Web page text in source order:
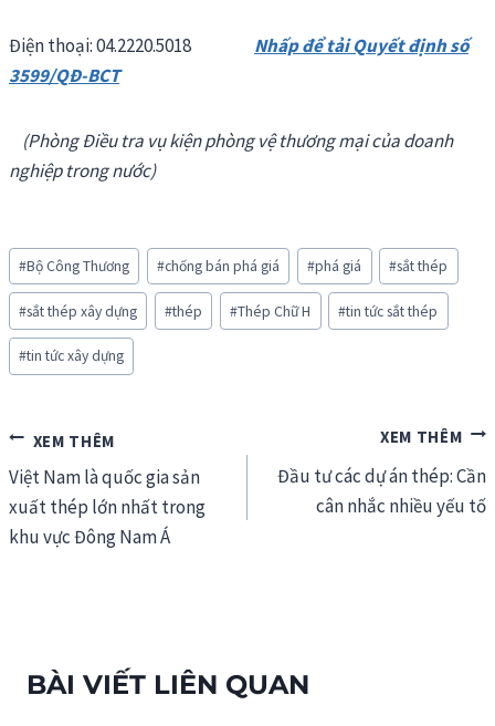
Điện thoại: 04.2220.5018 Nhấp để tải Quyết định số
3599/QĐ-BCT
(Phòng Điều tra vụ kiện phòng vệ thương mại của doanh
nghiệp trong nước)
Post
Tags:
#Bộ Công Thương #chống bán phá giá #phá giá #sắt thép
#sắt thép xây dựng #thép #Thép Chữ H #tin tức sắt thép
#tin tức xây dựng
Điều
hướng
bài
Việt Nam là quốc gia sản
xuất thép lớn nhất trong
khu vực Đông Nam Á
Đầu tư các dự án thép: Cần
cân nhắc nhiều yếu tố
BÀI VIẾT LIÊN QUAN